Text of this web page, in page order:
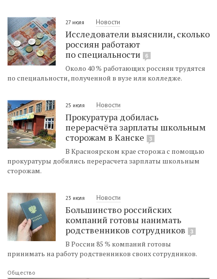
27 июля Новости
Исследователи выяснили, сколько
россиян работают
по специальности
6
Около 40 % работающих россиян трудятся
по специальности, полученной в вузе или колледже.
25 июля Новости
Прокуратура добилась
перерасчёта зарплаты школьным
сторожам в Канске
3
В Красноярском крае сторожа с помощью
прокуратуры добились перерасчета зарплаты школьным
сторожам.
23 июля Новости
Большинство российских
компаний готовы нанимать
родственников сотрудников
3
В России 85 % компаний готовы
принимать на работу родственников своих сотрудников.
Общество